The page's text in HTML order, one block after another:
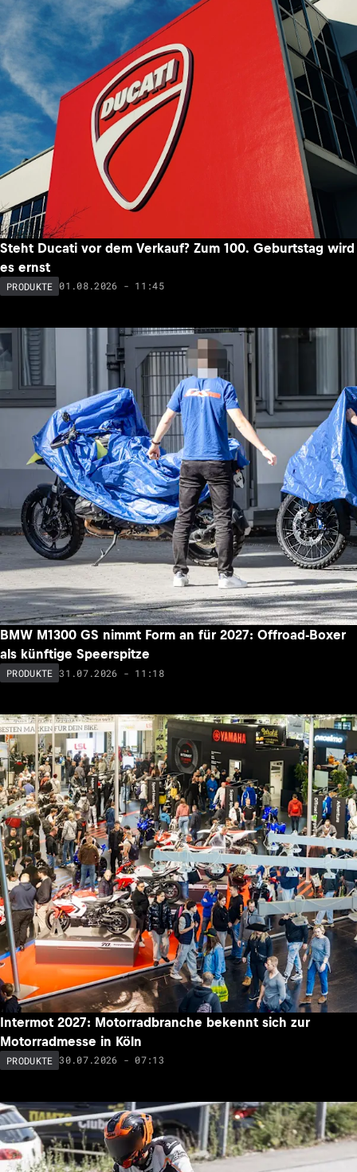
Steht Ducati vor dem Verkauf? Zum 100. Geburtstag wird
es ernst
PRODUKTE 01.08.2026 - 11:45
BMW M1300 GS nimmt Form an für 2027: Offroad-Boxer
als künftige Speerspitze
PRODUKTE 31.07.2026 - 11:18
Intermot 2027: Motorradbranche bekennt sich zur
Motorradmesse in Köln
PRODUKTE 30.07.2026 - 07:13